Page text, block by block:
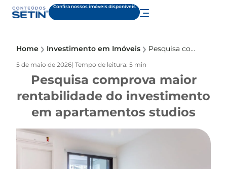
Confira nossos imóveis disponíveis
Home Investimento em Imóveis Pesquisa comprova maior rentabilidade do investimento em apartamentos studios
5 de maio de 2026| Tempo de leitura: 5 min
Pesquisa comprova maior
rentabilidade do investimento
em apartamentos studios